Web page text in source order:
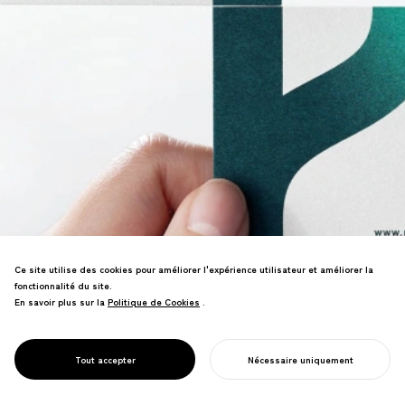
PROJECT
RELATIONS
permettant une communication plus
approfondie de la valeur des services.
Ce site utilise des cookies pour améliorer l'expérience utilisateur et améliorer la
fonctionnalité du site.
En savoir plus sur la Politique de Cookies
Politique de Cookies .
Tout accepter Nécessaire uniquement